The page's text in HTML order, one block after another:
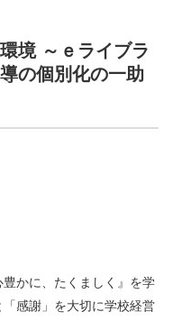
境 ～ｅライブラ
の個別化の一助
かに、たくましく』を学
感謝」を大切に学校経営